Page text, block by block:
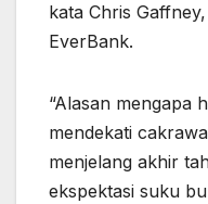
kata Chris
EverBank.
“Alasan mengapa
mendekati
menjelang akhir
ekspektasi suku